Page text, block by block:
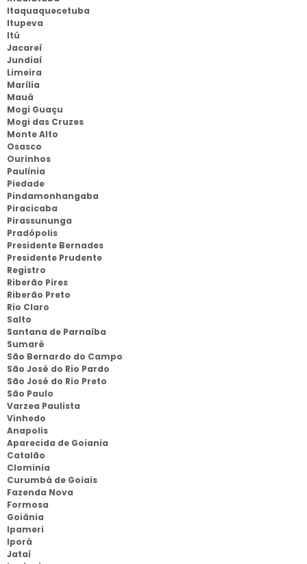
Itaquaquecetuba
Itupeva
Itú
Jacareí
Jundiaí
Limeira
Marília
Mauá
Mogi Guaçu
Mogi das Cruzes
Monte Alto
Osasco
Ourinhos
Paulínia
Piedade
Pindamonhangaba
Piracicaba
Pirassununga
Pradópolis
Presidente Bernades
Presidente Prudente
Registro
Riberão Pires
Riberão Preto
Rio Claro
Salto
Santana de Parnaíba
Sumaré
São Bernardo do Campo
São José do Rio Pardo
São José do Rio Preto
São Paulo
Varzea Paulista
Vinhedo
Anapolis
Aparecida de Goiania
Catalão
Clominia
Curumbá de Goiais
Fazenda Nova
Formosa
Goiânia
Ipameri
Iporá
Jataí